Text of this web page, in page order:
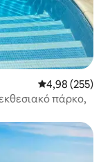
Μέση
4,98 (255)
πάρκο,